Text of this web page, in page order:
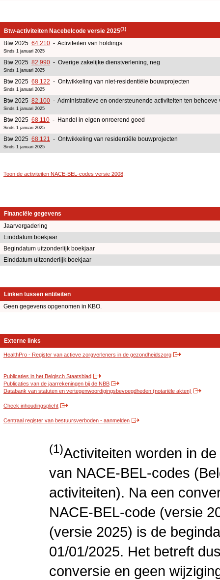
Btw-activiteiten Nacebelcode versie 2025(1)
Btw 2025 64.210 - Activiteiten van holdings
Sinds 1 januari 2025
Btw 2025 82.990 - Overige zakelijke dienstverlening, neg
Sinds 1 januari 2025
Btw 2025 68.122 - Ontwikkeling van niet-residentiële bouwprojecten
Sinds 1 januari 2025
Btw 2025 82.100 - Administratieve en ondersteunende activiteiten ten behoeve
Sinds 1 januari 2025
Btw 2025 68.110 - Handel in eigen onroerend goed
Sinds 1 januari 2025
Btw 2025 68.121 - Ontwikkeling van residentiële bouwprojecten
Sinds 1 januari 2025
Toon de activiteiten NACE-BEL-codes versie 2008
Financiële gegevens
Jaarvergadering
Einddatum boekjaar
Begindatum uitzonderlijk boekjaar
Einddatum uitzonderlijk boekjaar
Linken tussen entiteiten
Geen gegevens opgenomen in KBO.
Externe links
HealthPro - Register van actieve zorgverleners in de gezondheidszorg
Publicaties in het Belgisch Staatsblad
Publicaties van de jaarrekeningen bij de NBB
Databank van statuten en vertegenwoordigingsbevoegdheden (notariële akten)
Check inhoudingsplicht
Centraal register van bestuursverboden - aanmelden
(1)Activiteiten worden in
van NACE-BEL-codes
activiteiten). Na een
NACE-BEL-code (versie
(versie 2025) is de
01/01/2025. Het betreft
conversie en geen